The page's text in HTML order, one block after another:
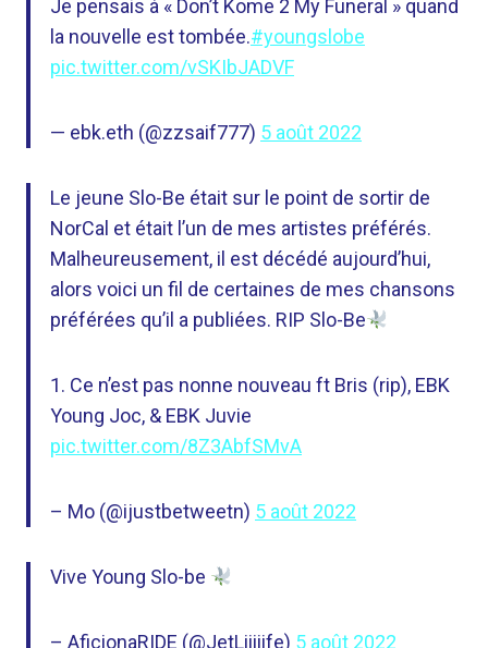
Je pensais à « Don’t Kome 2 My Funeral » quand
la nouvelle est tombée.#youngslobe
pic.twitter.com/vSKIbJADVF
— ebk.eth (@zzsaif777) 5 août 2022
Le jeune Slo-Be était sur le point de sortir de
NorCal et était l’un de mes artistes préférés.
Malheureusement, il est décédé aujourd’hui,
alors voici un fil de certaines de mes chansons
préférées qu’il a publiées. RIP Slo-Be
1. Ce n’est pas nonne nouveau ft Bris (rip), EBK
Young Joc, & EBK Juvie
pic.twitter.com/8Z3AbfSMvA
– Mo (@ijustbetweetn) 5 août 2022
Vive Young Slo-be
– AficionaRIDE (@JetLiiiiife) 5 août 2022